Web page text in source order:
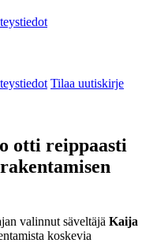
Tilaa uutiskirje
otti reippaasti
valinnut säveltäjä Kaija
koskevia